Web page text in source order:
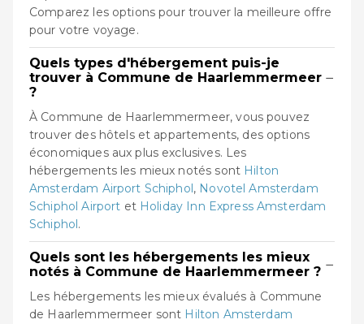
Comparez les options pour trouver la meilleure offre
pour votre voyage.
Quels types d'hébergement puis-je
trouver à Commune de Haarlemmermeer
?
−
À Commune de Haarlemmermeer, vous pouvez
trouver des hôtels et appartements, des options
économiques aux plus exclusives. Les
hébergements les mieux notés sont Hilton
Amsterdam Airport Schiphol, Novotel Amsterdam
Schiphol Airport et Holiday Inn Express Amsterdam
Schiphol.
Quels sont les hébergements les mieux
notés à Commune de Haarlemmermeer ? −
Les hébergements les mieux évalués à Commune
de Haarlemmermeer sont Hilton Amsterdam